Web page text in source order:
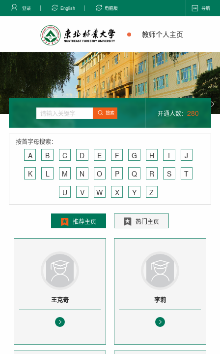
登录 English 电脑版 导航
教师个人主页
搜索 开通人数： 280
按首字母搜索：
A B C D E F G H I
J
K
L M N O P Q R S
T
U
V W X Y Z
推荐主页 热门主页
王克奇 李莉